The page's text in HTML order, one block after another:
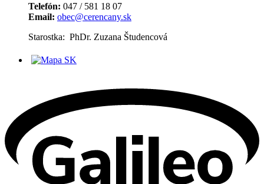
Telefón: 047 / 581 18 07
Email: obec@cerencany.sk
Starostka: PhDr. Zuzana Študencová